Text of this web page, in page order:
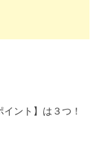
ント】は３つ！